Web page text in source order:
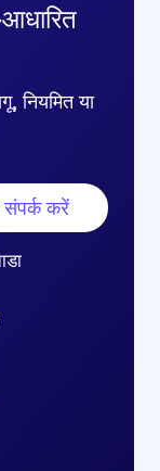
नियमित या
करें